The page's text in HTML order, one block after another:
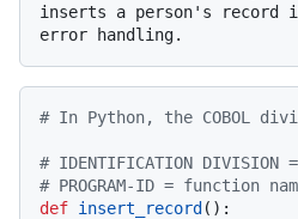
inserts a person's record
# In Python, the COBOL
# IDENTIFICATION
# PROGRAM-ID = function
def insert_record():